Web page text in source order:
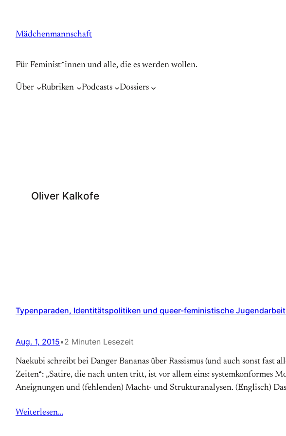
springen
Mädchenmannschaft
Für Feminist*innen und alle, die es werden wollen.
Über Rubriken Podcasts Dossiers
Oliver Kalkofe
Typenparaden, Identitätspolitiken und queer-feministische Jugendarbeit
Aug. 1, 2015•2 Minuten Lesezeit
Naekubi schreibt bei Danger Bananas über Rassismus (und auch sonst
Zeiten“: „Satire, die nach unten tritt, ist vor allem eins: systemkonformes
Aneignungen und (fehlenden) Macht- und Strukturanalysen. (Englisch)
Weiterlesen…